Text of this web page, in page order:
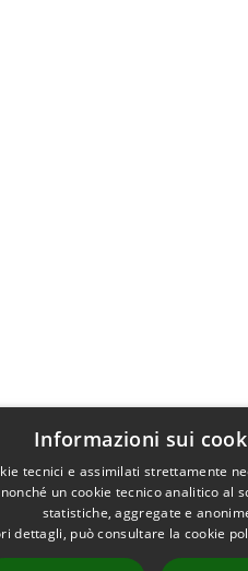
Informazioni sui
tecnici e assimilati strettamente
un cookie tecnico analitico al
statistiche, aggregate e
dettagli, può consultare la cookie